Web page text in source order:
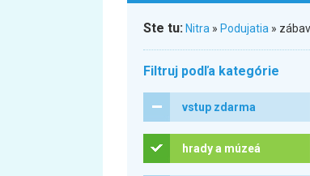
Ste tu: Nitra » Podujatia »
Filtruj podľa kategórie
vstup zdarma
hrady a múzeá